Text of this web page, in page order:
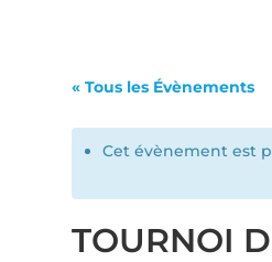
« Tous les Évènements
Cet évènement est
TOURNOI